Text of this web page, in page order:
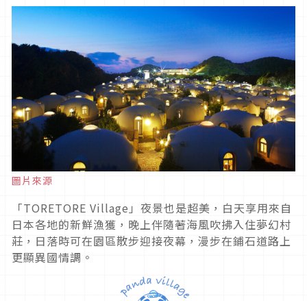
圖片來源
「TORETORE Village」夜景也是超美，白天享用來自
日本各地的新鮮漁獲，晚上伴隨著海風吹拂入住夢幻村
莊，日落時可在園區散步迎接夜幕，漫步在鋪石道路上
更顯異國情調。